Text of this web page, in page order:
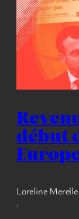
début
Loreline
: